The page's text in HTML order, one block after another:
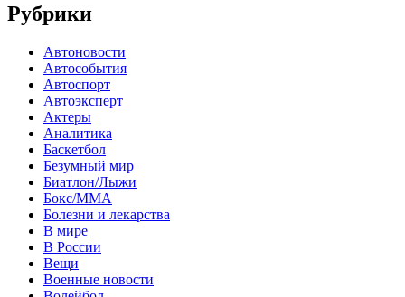
Рубрики
Автоновости
Автособытия
Автоспорт
Автоэксперт
Актеры
Аналитика
Баскетбол
Безумный мир
Биатлон/Лыжи
Бокс/MMA
Болезни и лекарства
В мире
В России
Вещи
Военные новости